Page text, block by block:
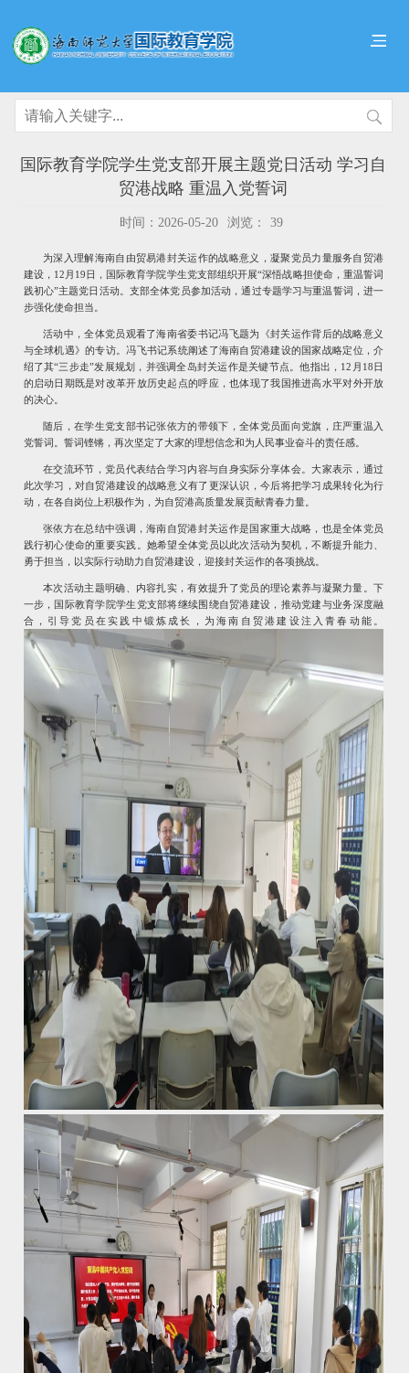
国际教育学院学生党支部开展主题党日活动 学习自
贸港战略 重温入党誓词
时间：2026-05-20 浏览： 39
为深入理解海南自由贸易港封关运作的战略意义，凝聚党员力量服务自贸港
建设，12月19日，国际教育学院学生党支部组织开展“深悟战略担使命，重温誓词
践初心”主题党日活动。支部全体党员参加活动，通过专题学习与重温誓词，进一
步强化使命担当。
活动中，全体党员观看了海南省委书记冯飞题为《封关运作背后的战略意义
与全球机遇》的专访。冯飞书记系统阐述了海南自贸港建设的国家战略定位，介
绍了其“三步走”发展规划，并强调全岛封关运作是关键节点。他指出，12月18日
的启动日期既是对改革开放历史起点的呼应，也体现了我国推进高水平对外开放
的决心。
随后，在学生党支部书记张依方的带领下，全体党员面向党旗，庄严重温入
党誓词。誓词铿锵，再次坚定了大家的理想信念和为人民事业奋斗的责任感。
在交流环节，党员代表结合学习内容与自身实际分享体会。大家表示，通过
此次学习，对自贸港建设的战略意义有了更深认识，今后将把学习成果转化为行
动，在各自岗位上积极作为，为自贸港高质量发展贡献青春力量。
张依方在总结中强调，海南自贸港封关运作是国家重大战略，也是全体党员
践行初心使命的重要实践。她希望全体党员以此次活动为契机，不断提升能力、
勇于担当，以实际行动助力自贸港建设，迎接封关运作的各项挑战。
本次活动主题明确、内容扎实，有效提升了党员的理论素养与凝聚力量。下
一步，国际教育学院学生党支部将继续围绕自贸港建设，推动党建与业务深度融
合，引导党员在实践中锻炼成长，为海南自贸港建设注入青春动能。